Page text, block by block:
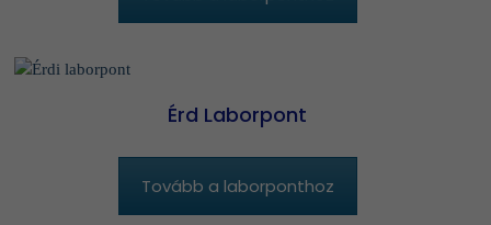
Érd Laborpont
Tovább a laborponthoz